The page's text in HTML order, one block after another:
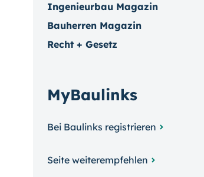
Ingenieurbau Magazin
Bauherren Magazin
Recht + Gesetz
MyBaulinks
Bei Baulinks registrieren
Seite weiterempfehlen